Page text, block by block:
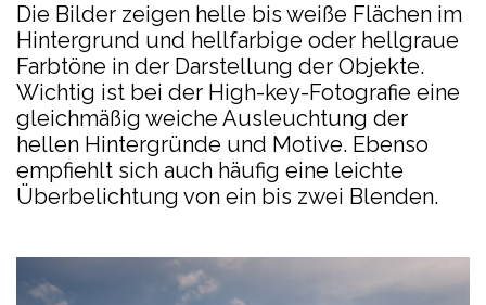
Die Bilder zeigen helle bis weiße Flächen im
Hintergrund und hellfarbige oder hellgraue
Farbtöne in der Darstellung der Objekte.
Wichtig ist bei der High-key-Fotografie eine
gleichmäßig weiche Ausleuchtung der
hellen Hintergründe und Motive. Ebenso
empfiehlt sich auch häufig eine leichte
Überbelichtung von ein bis zwei Blenden.